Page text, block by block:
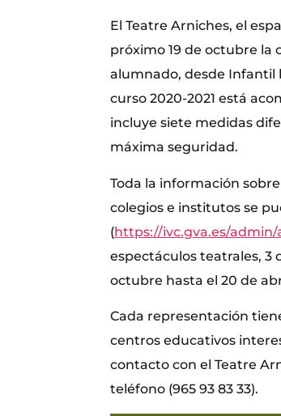
El Teatre Arniches, el
próximo 19 de octubre la
alumnado, desde Infantil
curso 2020-2021 está
incluye siete medidas
máxima seguridad.
Toda la información
colegios e institutos se
(https://ivc.gva.es/admin/
espectáculos teatrales, 3
octubre hasta el 20 de
Cada representación
centros educativos
contacto con el Teatre
teléfono (965 93 83 33).